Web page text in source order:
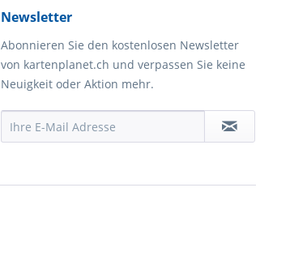
Newsletter
Abonnieren Sie den kostenlosen Newsletter
von kartenplanet.ch und verpassen Sie keine
Neuigkeit oder Aktion mehr.